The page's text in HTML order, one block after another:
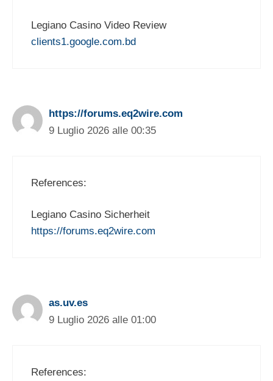
Legiano Casino Video Review
clients1.google.com.bd
https://forums.eq2wire.com
9 Luglio 2026 alle 00:35
References:
Legiano Casino Sicherheit
https://forums.eq2wire.com
as.uv.es
9 Luglio 2026 alle 01:00
References: